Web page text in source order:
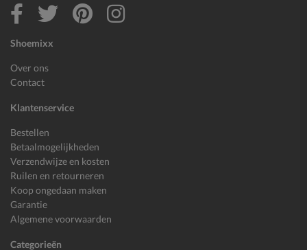
Shoemixx
Over ons
Contact
Klantenservice
Bestellen
Betaalmogelijkheden
Verzendwijze en kosten
Ruilen en retourneren
Koop ongedaan maken
Garantie
Algemene voorwaarden
Categorieën